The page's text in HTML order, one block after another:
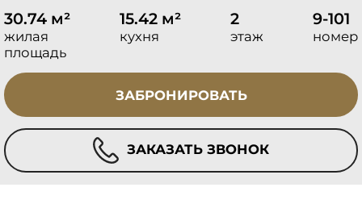
30.74 м²
жилая
площадь
15.42 м²
кухня
2
этаж
9-101
номер
ЗАБРОНИРОВАТЬ
ЗАКАЗАТЬ ЗВОНОК